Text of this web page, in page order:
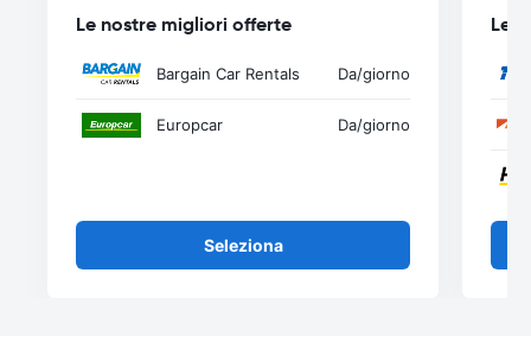
Le nostre migliori offerte
Bargain Car Rentals Da/giorno
Europcar Da/giorno
Seleziona
Le